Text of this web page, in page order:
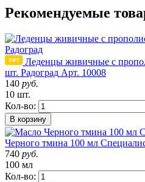
Рекомендуемые
Леденцы живичные с
шт. Радоград Арт. 10008
140 руб.
10 шт.
Кол-во:
В корзину
Черного тмина 100 мл
740 руб.
100 мл
Кол-во: